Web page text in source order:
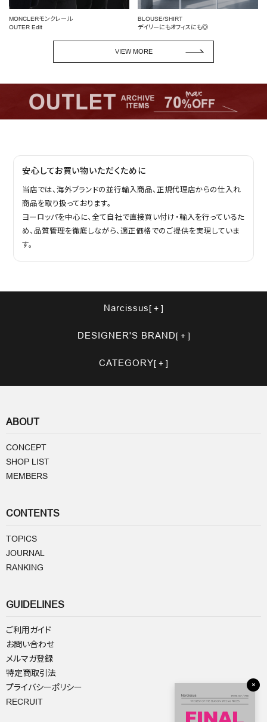
×
MONCLERモンクレール
OUTER Edit
BLOUSE/SHIRT
デイリーにもオフィスにも◎
VIEW MORE
安心してお買い物いただくために
当店では、海外ブランドの並行輸入商品、正規代理店からの仕入れ
商品を取り扱っております。
ヨーロッパを中心に、全て自社で直接買い付け・輸入を行っているた
め、品質管理を徹底しながら、適正価格でのご提供を実現していま
す。
Narcissus
DESIGNER'S BRAND
CATEGORY
ABOUT
CONCEPT
SHOP LIST
MEMBERS
CONTENTS
TOPICS
JOURNAL
RANKING
GUIDELINES
ご利用ガイド
お問い合わせ
メルマガ登録
特定商取引法
プライバシーポリシー
RECRUIT